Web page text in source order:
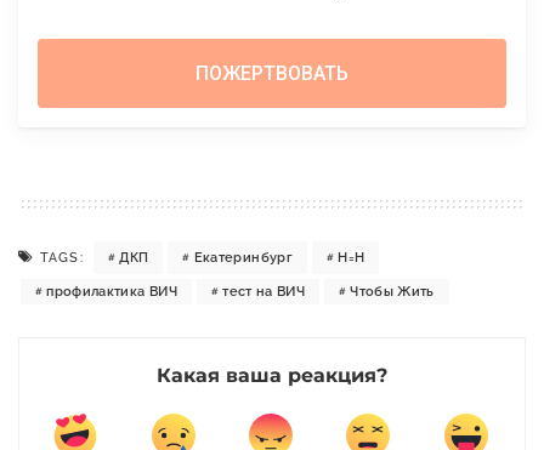
TAGS: ДКП Екатеринбург Н=Н
профилактика ВИЧ тест на ВИЧ Чтобы Жить
Какая ваша реакция?